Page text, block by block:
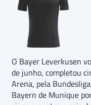
O Bayer Leverkusen
de junho, completou
Arena, pela
Bayern de Munique